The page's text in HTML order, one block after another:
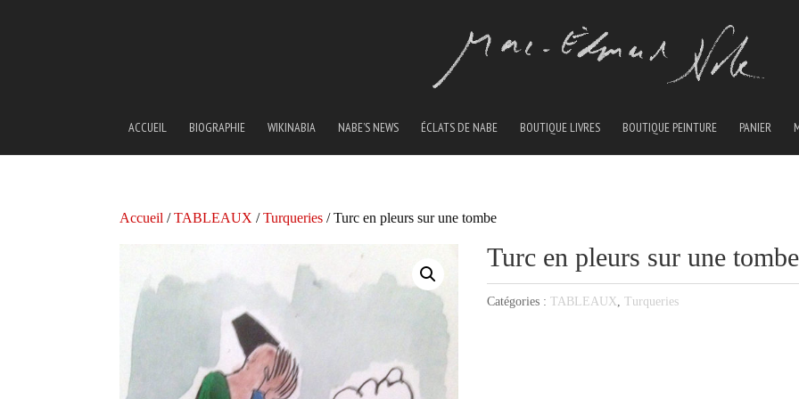
ACCUEIL BIOGRAPHIE WIKINABIA NABE’S NEWS ÉCLATS DE NABE BOUTIQUE LIVRES BOUTIQUE PEINTURE PANIER
Accueil /TABLEAUX /Turqueries / Turc en pleurs sur une tombe
Turc en pleurs sur une tombe
Catégories :TABLEAUX,Turqueries